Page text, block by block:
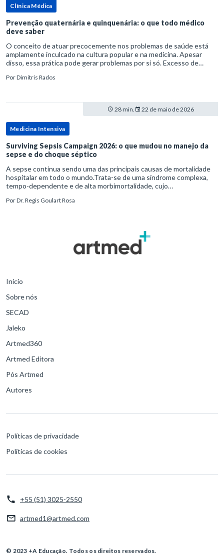
Clínica Médica
Prevenção quaternária e quinquenária: o que todo médico
deve saber
O conceito de atuar precocemente nos problemas de saúde está
amplamente inculcado na cultura popular e na medicina. Apesar
disso, essa prática pode gerar problemas por si só. Excesso de
PorDimitris Rados
28 min. 22 de maio de 2026
Medicina Intensiva
Surviving Sepsis Campaign 2026: o que mudou no manejo da
sepse e do choque séptico
A sepse continua sendo uma das principais causas de mortalidade
hospitalar em todo o mundo.Trata-se de uma síndrome complexa,
tempo-dependente e de alta morbimortalidade, cujo
para o desfe
PorDr. Regis Goulart Rosa
Início
Sobre nós
SECAD
Jaleko
Artmed360
Artmed Editora
Pós Artmed
Autores
Políticas de privacidade
Políticas de cookies
+55 (51) 3025-2550
artmed1@artmed.com
© 2023 +A Educação. Todos os direitos reservados.